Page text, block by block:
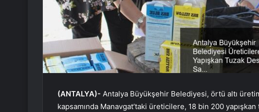
(ANTALYA)- Antalya Büyükşehir Belediyesi, örtü altı
kapsamında Manavgat’taki üreticilere, 18 bin 200